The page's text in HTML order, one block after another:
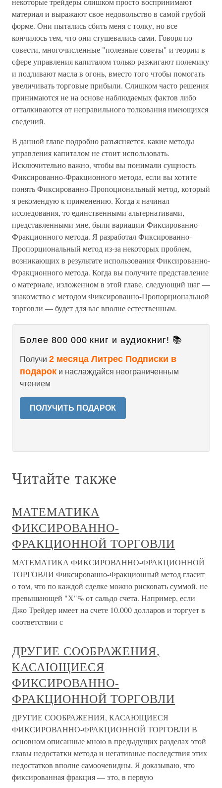
материал и выражают свое недовольство в самой грубой
форме. Они пытались сбить меня с толку, но все
кончилось тем, что они стушевались сами. Говоря по
совести, многочисленные "полезные советы" и теории в
сфере управления капиталом только разжигают полемику
и подливают масла в огонь, вместо того чтобы помогать
увеличивать торговые прибыли. Слишком часто решения
принимаются не на основе наблюдаемых фактов либо
отталкиваются от неправильного толкования имеющихся
сведений.
В данной главе подробно разъясняется, какие методы
управления капиталом не стоит использовать.
Исключительно важно, чтобы вы понимали сущность
Фиксированно-Фракционного метода, если вы хотите
понять Фиксированно-Пропоциональный метод, который
я рекомендую к применению. Когда я начинал
исследования, то единственными альтернативами,
представленными мне, были вариации Фиксированно-
Фракционного метода. Я разработал Фиксированно-
Пропорциональный метод из-за некоторых проблем,
возникающих в результате использования Фиксированно-
Фракционного метода. Когда вы получите представление
о материале, изложенном в этой главе, следующий шаг —
знакомство с методом Фиксированно-Пропорциональной
торговли — будет для вас вполне естественным.
Более 800 000 книг и аудиокниг! 📚
Получи 2 месяца Литрес Подписки в
подарок и наслаждайся неограниченным
чтением
ПОЛУЧИТЬ ПОДАРОК
Читайте также
МАТЕМАТИКА
ФИКСИРОВАННО-
ФРАКЦИОННОЙ ТОРГОВЛИ
МАТЕМАТИКА ФИКСИРОВАННО-ФРАКЦИОННОЙ
ТОРГОВЛИ Фиксированно-Фракционный метод гласит
о том, что по каждой сделке можно рисковать суммой, не
превышающей "Х"% от сальдо счета. Например, если
Джо Трейдер имеет на счете 10.000 долларов и торгует в
соответствии с
ДРУГИЕ СООБРАЖЕНИЯ,
КАСАЮЩИЕСЯ
ФИКСИРОВАННО-
ФРАКЦИОННОЙ ТОРГОВЛИ
ДРУГИЕ СООБРАЖЕНИЯ, КАСАЮЩИЕСЯ
ФИКСИРОВАННО-ФРАКЦИОННОЙ ТОРГОВЛИ В
основном описанные мною в предыдущих разделах этой
главы недостатки метода и негативные последствия этих
недостатков вполне самоочевидны. Я доказываю, что
фиксированная фракция — это, в первую